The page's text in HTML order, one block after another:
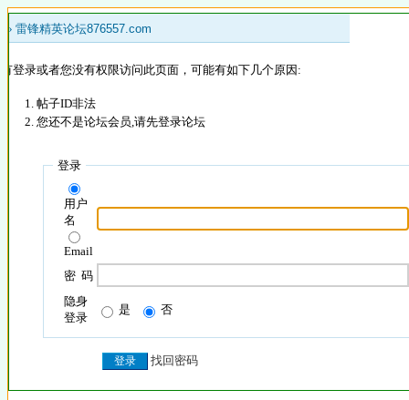
» 雷锋精英论坛876557.com
登录或者您没有权限访问此页面，可能有如下几个原因:
帖子ID非法
您还不是论坛会员,请先登录论坛
登录
用户
名
Email
密 码
隐身
登录
是 否
找回密码